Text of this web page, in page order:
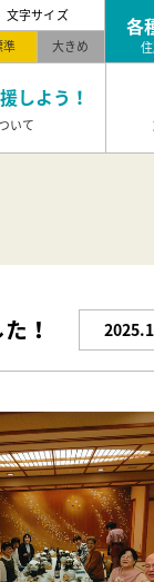
文字サイズ
準
大きめ
各
しよう！
いて
！